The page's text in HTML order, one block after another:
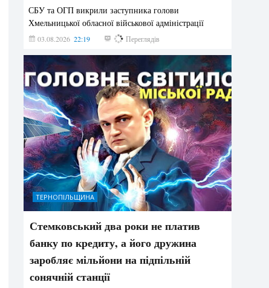
СБУ та ОГП викрили заступника голови
Хмельницької обласної військової адміністрації
03.08.2026 22:19 876 Переглядів
ТЕРНОПІЛЬЩИНА
Стемковський два роки не платив
банку по кредиту, а його дружина
заробляє мільйони на підпільній
сонячній станції